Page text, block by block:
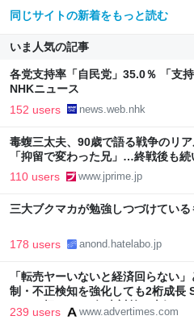
同じサイトの新着をもっと読む
いま人気の記事
各党支持率「自民党」35.0％ 「支
NHKニュース
152 users news.web.nhk
毒蝮三太夫、90歳で語る戦争のリ
「抑留で変わった兄」…終戦後も
110 users www.jprime.jp
三大ブクマカが勉強しつづけている
178 users anond.hatelabo.jp
「転売ヤーいないと経済回らない
制・不正検知を強化しても2桁成長
わ」で極まった“転売対策の本気”
239 users www.advertimes.com